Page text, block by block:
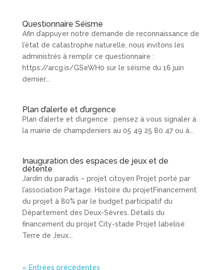
Questionnaire Séisme
Afin d’appuyer notre demande de reconnaissance de
l’état de catastrophe naturelle, nous invitons les
administrés à remplir ce questionnaire :
https://arcg.is/GSeWH0 sur le séisme du 16 juin
dernier...
Plan d’alerte et d’urgence
Plan d’alerte et d’urgence : pensez à vous signaler à
la mairie de champdeniers au 05 49 25 80 47 ou à...
Inauguration des espaces de jeux et de
détente
Jardin du paradis – projet citoyen Projet porté par
l’association Partage. Histoire du projetFinancement
du projet à 80% par le budget participatif du
Département des Deux-Sèvres. Détails du
financement du projet City-stade Projet labelisé
Terre de Jeux...
« Entrées précédentes